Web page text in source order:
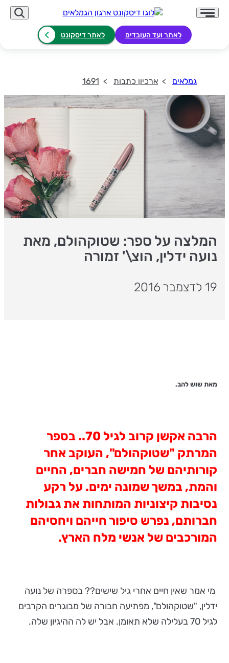
לאתר ועד העובדים לאתר דיסקונט
גמלאים ארכיון כתבות 1691
המלצה על ספר: שטוקהולם, מאת
נועה ידלין, הוצ\' זמורה
19 לדצמבר 2016
מאת שוש להב.
הרבה אקשן קרוב לגיל 70.. בספר
המרתק "שטוקהולם", העוקב אחר
קורותיהם של חמישה חברים, החיים
והמת, במשך שמונה ימים. על רקע
נסיבות קיצוניות המותחות את גבולות
חברותם, נפרש סיפור חייהם ויחסיהם
המורכבים של אנשי מלח הארץ.
מי אמר שאין חיים אחרי גיל שישים?? בספרה של נועה
ידלין, "שטוקהולם", מפתיעה חבורה של מבוגרים הקרבים
לגיל 70 בעלילה שלא תאומן. אבל יש לה ההיגיון שלה.